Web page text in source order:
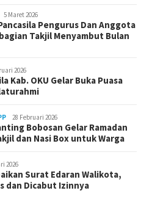
5 Maret 2026
Pengurus Dan Anggota
Takjil Menyambut Bulan
2026
Kab. OKU Gelar Buka Puasa
28 Februari 2026
Bobosan Gelar Ramadan
dan Nasi Box untuk Warga
2026
Surat Edaran Walikota,
dan Dicabut Izinnya